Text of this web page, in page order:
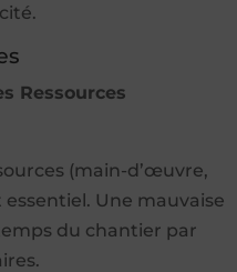
Ressources
(main-d’œuvre,
Une mauvaise
du chantier par